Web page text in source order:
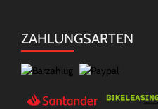
ZAHLUNGSARTEN